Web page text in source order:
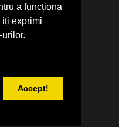
a funcționa
exprimi
Accept!